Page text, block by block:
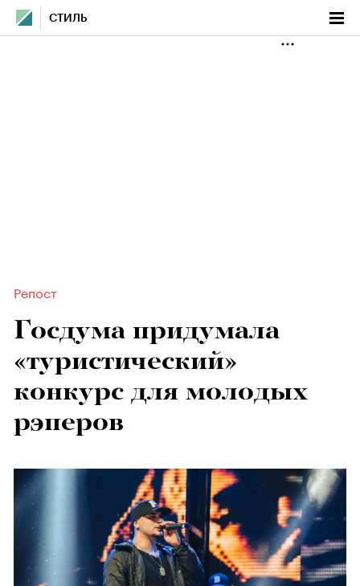
СТИЛЬ
Репост
Госдума придумала
«туристический»
конкурс для молодых
рэперов